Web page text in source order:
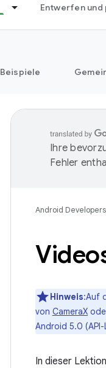
Entwerfen und
Beispiele
Ihre
Fehler
Android Developers
Hinweis:Auf
von CameraX
Android 5.0 (API-
In dieser